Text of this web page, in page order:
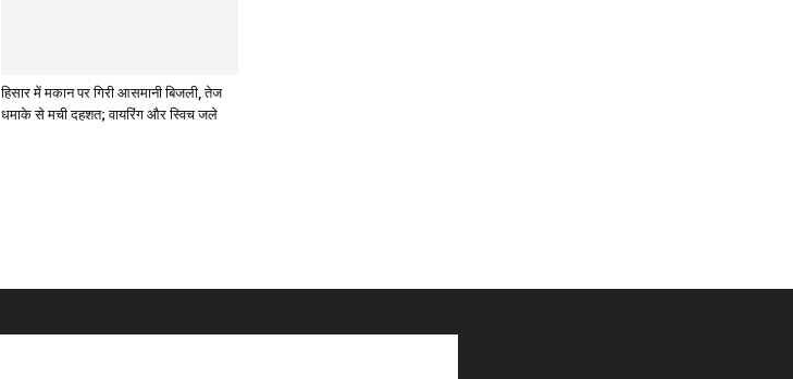
हिसार में मकान पर गिरी आसमानी बिजली, तेज
धमाके से मची दहशत; वायरिंग और स्विच जले